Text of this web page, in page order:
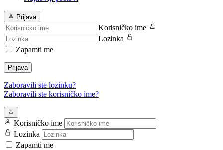
Prijava
Korisničko ime
Lozinka
Zapamti me
Prijava
Zaboravili ste lozinku?
Zaboravili ste korisničko ime?
Korisničko ime
Lozinka
Zapamti me